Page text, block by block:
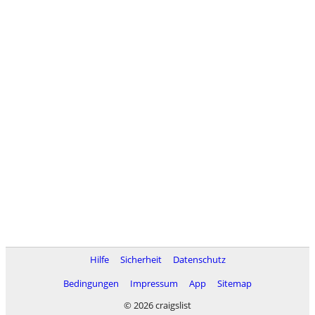
Hilfe Sicherheit
Datenschutz
Bedingungen
Impressum App
Sitemap
© 2026 craigslist